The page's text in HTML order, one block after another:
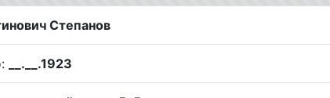
Степанов
__.__.1923